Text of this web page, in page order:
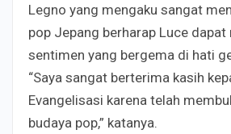
Legno yang mengaku sangat
pop Jepang berharap Luce dapat
sentimen yang bergema di hati
“Saya sangat berterima kasih
Evangelisasi karena telah
budaya pop,” katanya.